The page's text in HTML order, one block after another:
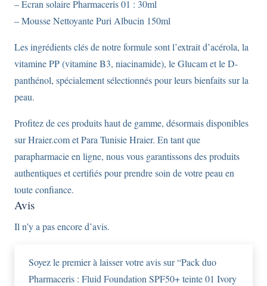
Puri
de
150
ML.
– Ecran solaire Pharmaceris 01 : 30ml
– Mousse Nettoyante Puri Albucin 150ml
Les ingrédients clés de notre formule sont l’extrait d’acérola, la
vitamine PP (vitamine B3, niacinamide), le Glucam et le D-
panthénol, spécialement sélectionnés pour leurs bienfaits sur la
peau.
Profitez de ces produits haut de gamme, désormais disponibles
sur Hraier.com et Para Tunisie Hraier. En tant que
parapharmacie en ligne, nous vous garantissons des produits
authentiques et certifiés pour prendre soin de votre peau en
toute confiance.
Avis
Il n’y a pas encore d’avis.
Soyez le premier à laisser votre avis sur “Pack duo
Pharmaceris : Fluid Foundation SPF50+ teinte 01 Ivory